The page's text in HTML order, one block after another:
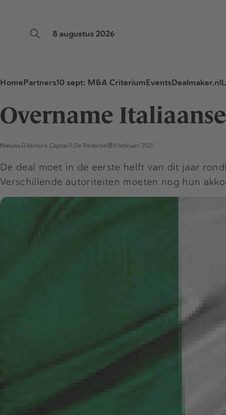
8 augustus 2026
HomePartners10 sept: M&A CriteriumEventsDealmaker.nl
Overname
Nieuws Venture Capital De Redactie 11 februari 2021
De deal moet in de eerste helft van dit jaar
Verschillende autoriteiten moeten nog hun